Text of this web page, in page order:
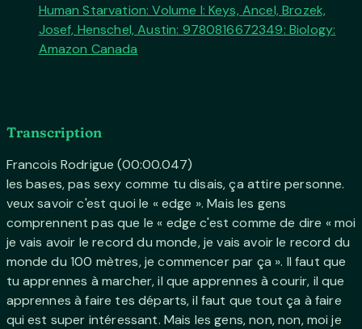
Human Starvation: Volume I: Keys, Ancel, Brozek,
Josef, Henschel, Austin: 9780816672349: Biology:
Amazon Canada
Transcription
Francois Rodrigue (00:00.047)
les bases, pas sexy comme tu disais, ça attire personne.
veux savoir c'est quoi le « edge ». Mais les gens
comprennent pas que le « edge c'est comme de dire « moi
je vais avoir le record du monde, je vais avoir le record du
monde du 100 mètres, je commencer par ça ». Il faut que
tu apprennes à marcher, il que apprennes à courir, il que
apprennes à faire tes départs, il faut que tout ça à faire
qui est super intéressant. Mais les gens, non, non, moi je